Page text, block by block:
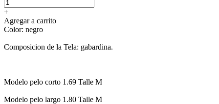
+
Agregar a carrito
Color: negro
Composicion de la Tela: gabardina.
Modelo pelo corto 1.69 Talle M
Modelo pelo largo 1.80 Talle M